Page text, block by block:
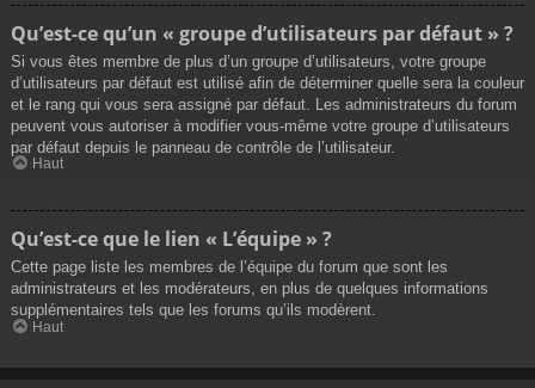
Qu’est-ce qu’un « groupe d’utilisateurs par défaut » ?
Si vous êtes membre de plus d’un groupe d’utilisateurs, votre groupe
d’utilisateurs par défaut est utilisé afin de déterminer quelle sera la couleur
et le rang qui vous sera assigné par défaut. Les administrateurs du forum
peuvent vous autoriser à modifier vous-même votre groupe d’utilisateurs
par défaut depuis le panneau de contrôle de l’utilisateur.
Haut
Qu’est-ce que le lien « L’équipe » ?
Cette page liste les membres de l’équipe du forum que sont les
administrateurs et les modérateurs, en plus de quelques informations
supplémentaires tels que les forums qu’ils modèrent.
Haut